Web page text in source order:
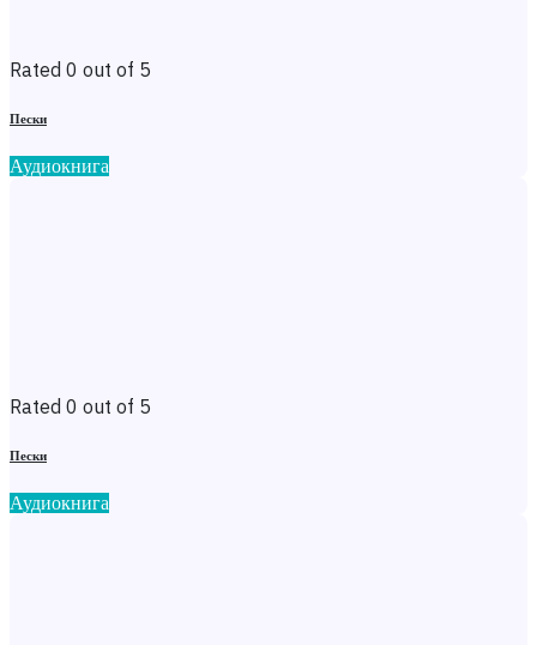
Rated 0 out of 5
Пески
Аудиокнига
Rated 0 out of 5
Пески
Аудиокнига